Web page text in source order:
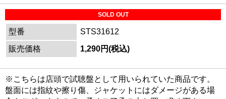
SOLD OUT
型番
STS31612
販売価格
1,290円(税込)
※こちらは店頭で試聴盤として用いられていた商品です。
盤面には指紋や擦り傷、ジャケットにはダメージがある場